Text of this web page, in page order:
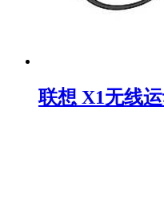
联想 X1无线